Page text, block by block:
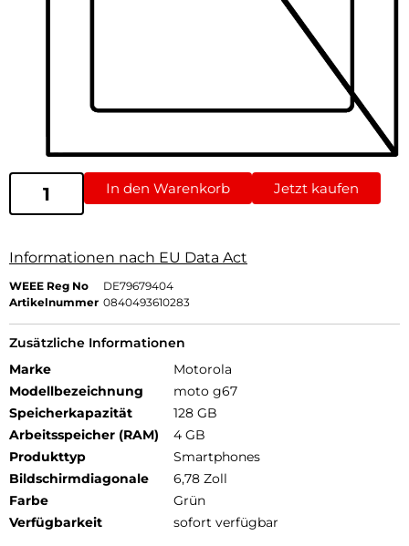
In den Warenkorb Jetzt kaufen
Informationen nach EU Data Act
WEEE Reg No
DE79679404
Artikelnummer 0840493610283
Zusätzliche Informationen
Marke
Motorola
Modellbezeichnung
moto g67
Speicherkapazität
128 GB
Arbeitsspeicher (RAM)
4 GB
Produkttyp
Smartphones
Bildschirmdiagonale
6,78 Zoll
Farbe
Grün
Verfügbarkeit
sofort verfügbar